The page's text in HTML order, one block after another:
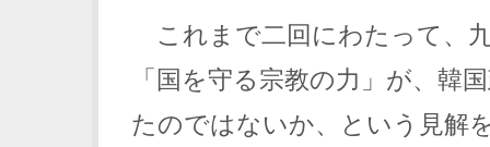
これまで二回にわたって、
「国を守る宗教の力」が、韓
たのではないか、という見解